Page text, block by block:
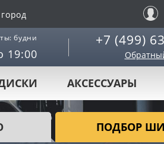
будни
19:00
+7 (499)
АКСЕССУАРЫ
ПОДБОР